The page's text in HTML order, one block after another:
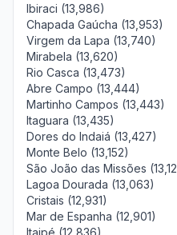
Ibiraci (13,986)
Chapada Gaúcha (13,953)
Virgem da Lapa (13,740)
Mirabela (13,620)
Rio Casca (13,473)
Abre Campo (13,444)
Martinho Campos (13,443)
Itaguara (13,435)
Dores do Indaiá (13,427)
Monte Belo (13,152)
São João das Missões
Lagoa Dourada (13,063)
Cristais (12,931)
Mar de Espanha (12,901)
Itaipé (12,836)